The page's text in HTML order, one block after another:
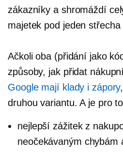
zákazníky a shromáždí
majetek pod jedenstřecha
Ačkoli oba (přidání jako
způsoby, jak přidat
Google mají klady i zápory
druhou variantu. A je pro
nejlepší zážitek z
neočekávaným chybám